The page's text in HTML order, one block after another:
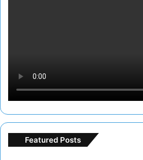
Featured Posts